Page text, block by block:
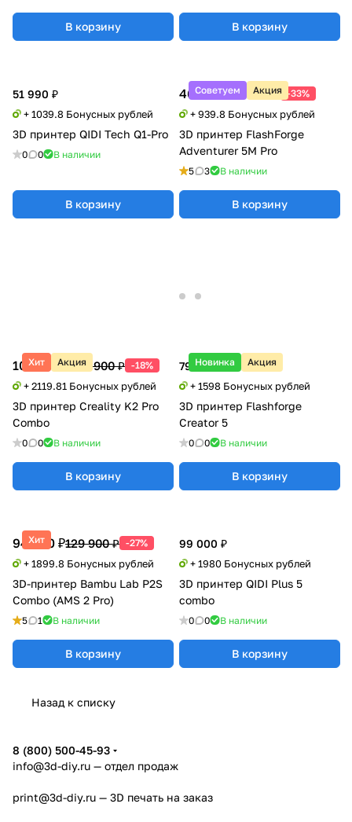
В корзину
51 990 ₽
+ 1039.8 Бонусных рублей
3D принтер QIDI Tech Q1-Pro
0 0 В наличии
В корзину
Советуем Акция
46 990 ₽69 900 ₽ -33%
+ 939.8 Бонусных рублей
3D принтер FlashForge
Adventurer 5M Pro
5 3 В наличии
В корзину
Хит Акция
105 990 ₽129 900 ₽ -18%
+ 2119.81 Бонусных рублей
3D принтер Creality K2 Pro
Combo
0 0 В наличии
В корзину
Новинка Акция
79 900 ₽
+ 1598 Бонусных рублей
3D принтер Flashforge
Creator 5
0 0 В наличии
В корзину
В корзину
Хит
94 990 ₽129 900 ₽ -27%
+ 1899.8 Бонусных рублей
3D-принтер Bambu Lab P2S
Combo (AMS 2 Pro)
5 1 В наличии
В корзину
99 000 ₽
+ 1980 Бонусных рублей
3D принтер QIDI Plus 5
combo
0 0 В наличии
В корзину
Назад к списку
8 (800) 500-45-93
info@3d-diy.ru — отдел продаж
print@3d-diy.ru — 3D печать на заказ